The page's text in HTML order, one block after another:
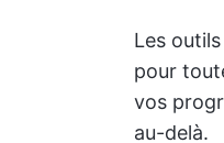
Les
pour
vos
au-delà.